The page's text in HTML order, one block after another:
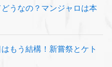
うなの？マンジャロは本
もう結構！新嘗祭とケト